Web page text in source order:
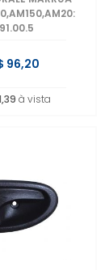
96,20
à vista